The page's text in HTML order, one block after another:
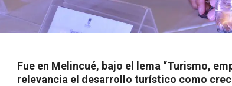
Fue en Melincué, bajo el lema “Turismo,
relevancia el desarrollo turístico como